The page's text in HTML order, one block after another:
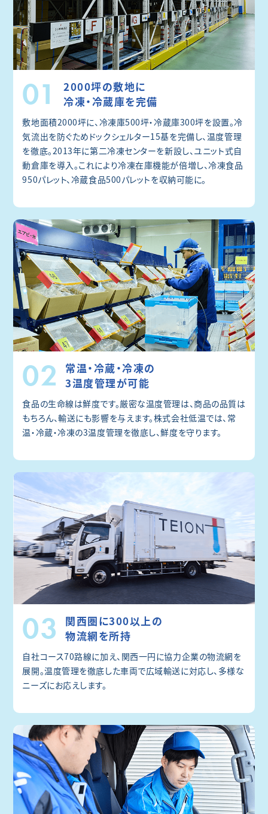
01
2000坪の敷地に
冷凍・冷蔵庫を完備
敷地面積2000坪に、冷凍庫500坪・冷蔵庫300坪を設置。冷
気流出を防ぐためドックシェルター15基を完備し、温度管理
を徹底。2013年に第二冷凍センターを新設し、ユニット式自
動倉庫を導入。これにより冷凍在庫機能が倍増し、冷凍食品
950パレット、冷蔵食品500パレットを収納可能に。
02
常温・冷蔵・冷凍の
3温度管理が可能
食品の生命線は鮮度です。厳密な温度管理は、商品の品質は
もちろん、輸送にも影響を与えます。株式会社低温では、常
温・冷蔵・冷凍の3温度管理を徹底し、鮮度を守ります。
03
関西圏に300以上の
物流網を所持
自社コース70路線に加え、関西一円に協力企業の物流網を
展開。温度管理を徹底した車両で広域輸送に対応し、多様な
ニーズにお応えします。